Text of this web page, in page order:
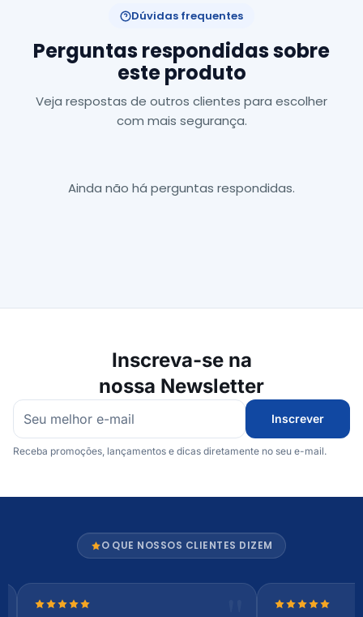
Dúvidas frequentes
Perguntas respondidas sobre
este produto
Veja respostas de outros clientes para escolher
com mais segurança.
Ainda não há perguntas respondidas.
Inscreva-se na
nossa Newsletter
Inscrever
Receba promoções, lançamentos e dicas diretamente no seu e-mail.
O QUE NOSSOS CLIENTES DIZEM
Nota 5 de 5 estrelas Nota 5 de 5